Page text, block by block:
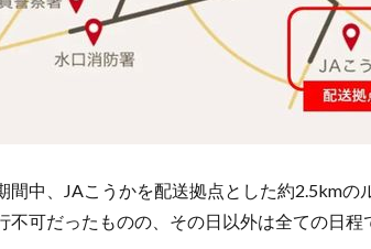
間中、JAこうかを配送拠点とした約2.5km
不可だったものの、その日以外は全ての日程